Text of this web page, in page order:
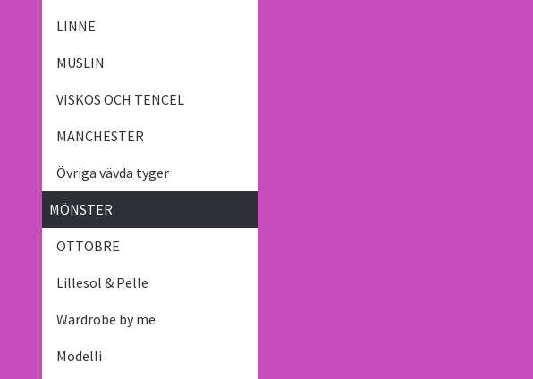
LINNE
MUSLIN
VISKOS OCH TENCEL
MANCHESTER
Övriga vävda tyger
MÖNSTER
OTTOBRE
Lillesol & Pelle
Wardrobe by me
Modelli